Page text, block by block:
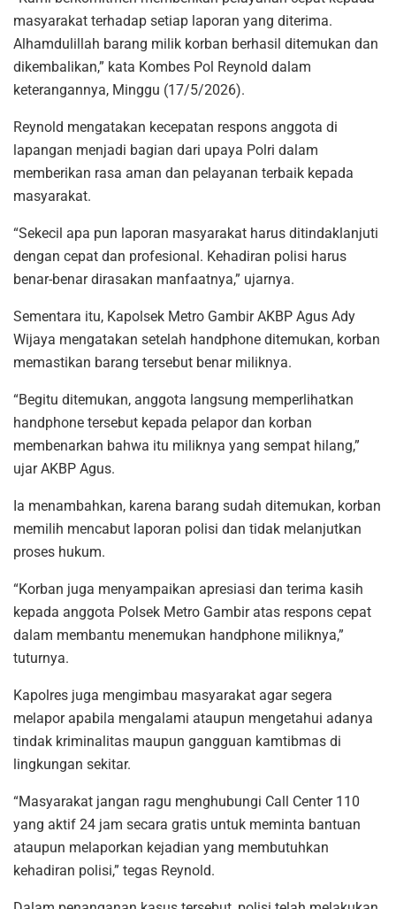
masyarakat terhadap setiap laporan yang diterima.
Alhamdulillah barang milik korban berhasil ditemukan dan
dikembalikan,” kata Kombes Pol Reynold dalam
keterangannya, Minggu (17/5/2026).
Reynold mengatakan kecepatan respons anggota di
lapangan menjadi bagian dari upaya Polri dalam
memberikan rasa aman dan pelayanan terbaik kepada
masyarakat.
“Sekecil apa pun laporan masyarakat harus ditindaklanjuti
dengan cepat dan profesional. Kehadiran polisi harus
benar-benar dirasakan manfaatnya,” ujarnya.
Sementara itu, Kapolsek Metro Gambir AKBP Agus Ady
Wijaya mengatakan setelah handphone ditemukan, korban
memastikan barang tersebut benar miliknya.
“Begitu ditemukan, anggota langsung memperlihatkan
handphone tersebut kepada pelapor dan korban
membenarkan bahwa itu miliknya yang sempat hilang,”
ujar AKBP Agus.
Ia menambahkan, karena barang sudah ditemukan, korban
memilih mencabut laporan polisi dan tidak melanjutkan
proses hukum.
“Korban juga menyampaikan apresiasi dan terima kasih
kepada anggota Polsek Metro Gambir atas respons cepat
dalam membantu menemukan handphone miliknya,”
tuturnya.
Kapolres juga mengimbau masyarakat agar segera
melapor apabila mengalami ataupun mengetahui adanya
tindak kriminalitas maupun gangguan kamtibmas di
lingkungan sekitar.
“Masyarakat jangan ragu menghubungi Call Center 110
yang aktif 24 jam secara gratis untuk meminta bantuan
ataupun melaporkan kejadian yang membutuhkan
kehadiran polisi,” tegas Reynold.